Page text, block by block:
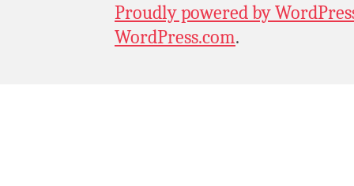
Proudly powered by
WordPress.com.